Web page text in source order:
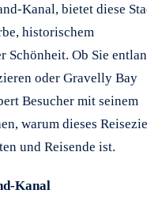
Kanal, bietet diese
historischem
Schönheit. Ob Sie
oder Gravelly Bay
Besucher mit seinem
warum dieses
und Reisende ist.
Kanal